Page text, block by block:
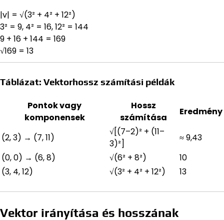
|v| = √(3² + 4² + 12²)
3² = 9, 4² = 16, 12² = 144
9 + 16 + 144 = 169
√169 = 13
Táblázat: Vektorhossz számítási példák
Pontok vagy
komponensek
Hossz
számítása
Eredmény
(2, 3) → (7, 11)
√[(7–2)² + (11–
3)²]
≈ 9,43
(0, 0) → (6, 8)
√(6² + 8²)
10
(3, 4, 12)
√(3² + 4² + 12²) 13
Vektor irányítása és hosszának